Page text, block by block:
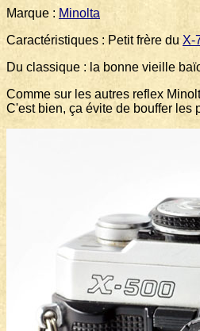
Marque : Minolta Modèle :
Caractéristiques : Petit frère du X-
Du classique : la bonne vieille
Comme sur les autres reflex
C'est bien, ça évite de bouffer les